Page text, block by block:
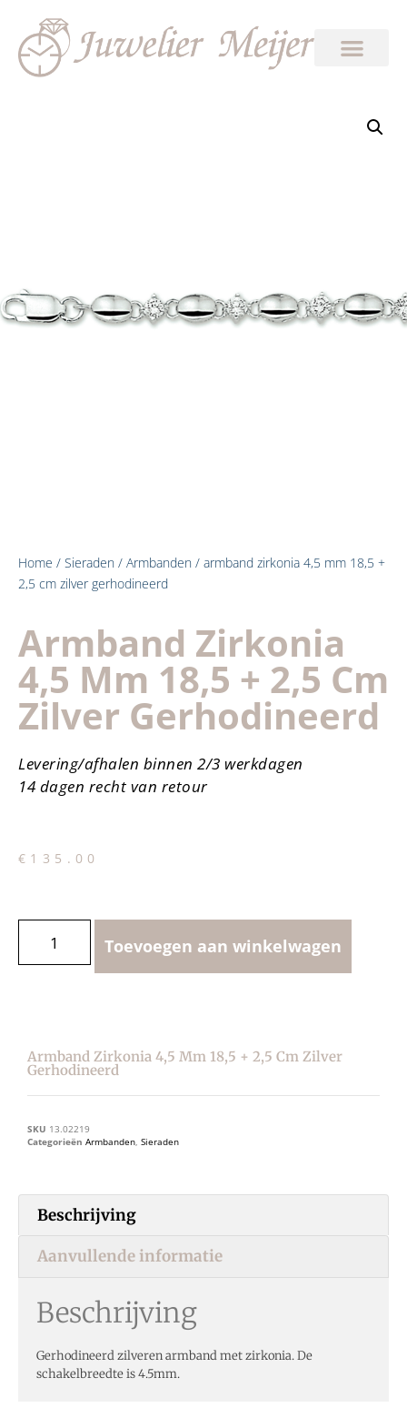
Home / Sieraden / Armbanden / armband zirkonia 4,5 mm 18,5 +
2,5 cm zilver gerhodineerd
Armband Zirkonia
4,5 Mm 18,5 + 2,5 Cm
Zilver Gerhodineerd
Levering/afhalen binnen 2/3 werkdagen
14 dagen recht van retour
€ 135.00
Toevoegen aan winkelwagen
Armband Zirkonia 4,5 Mm 18,5 + 2,5 Cm Zilver
Gerhodineerd
SKU 13.02219
Categorieën Armbanden, Sieraden
Beschrijving
Aanvullende informatie
Beschrijving
Gerhodineerd zilveren armband met zirkonia. De
schakelbreedte is 4.5mm.